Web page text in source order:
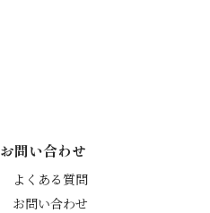
お問い合わせ
よくある質問
お問い合わせ